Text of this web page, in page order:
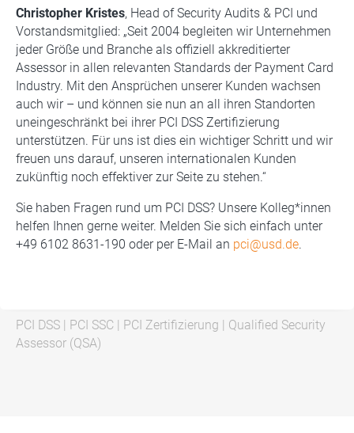
Christopher Kristes, Head of Security Audits & PCI und
Vorstandsmitglied: „Seit 2004 begleiten wir Unternehmen
jeder Größe und Branche als offiziell akkreditierter
Assessor in allen relevanten Standards der Payment Card
Industry. Mit den Ansprüchen unserer Kunden wachsen
auch wir – und können sie nun an all ihren Standorten
uneingeschränkt bei ihrer PCI DSS Zertifizierung
unterstützen. Für uns ist dies ein wichtiger Schritt und wir
freuen uns darauf, unseren internationalen Kunden
zukünftig noch effektiver zur Seite zu stehen.“
Sie haben Fragen rund um PCI DSS? Unsere Kolleg*innen
helfen Ihnen gerne weiter. Melden Sie sich einfach unter
+49 6102 8631-190 oder per E-Mail an pci@usd.de.
PCI DSS | PCI SSC | PCI Zertifizierung | Qualified Security
Assessor (QSA)